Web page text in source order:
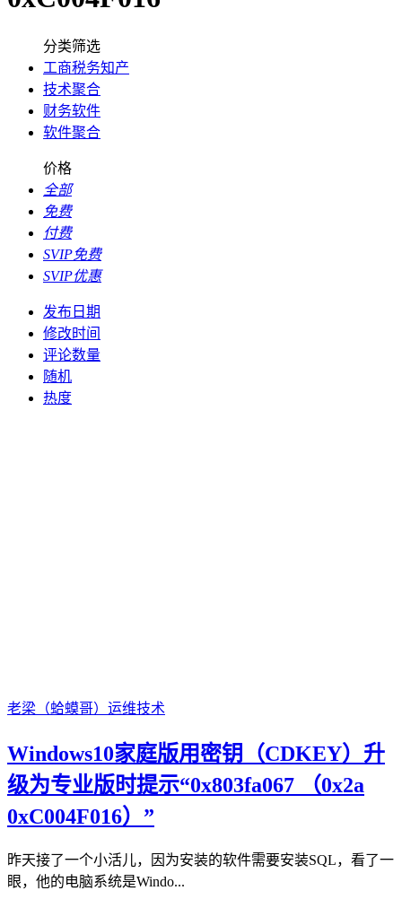
分类筛选
工商税务知产
技术聚合
财务软件
软件聚合
价格
全部
免费
付费
SVIP免费
SVIP优惠
发布日期
修改时间
评论数量
随机
热度
老梁（蛤蟆哥） 运维技术
Windows10家庭版用密钥（CDKEY）升
级为专业版时提示“0x803fa067 （0x2a
0xC004F016）”
昨天接了一个小活儿，因为安装的软件需要安装SQL，看了一
眼，他的电脑系统是Windo...